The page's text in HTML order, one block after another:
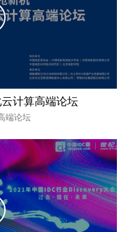
计算高端论坛
端论坛